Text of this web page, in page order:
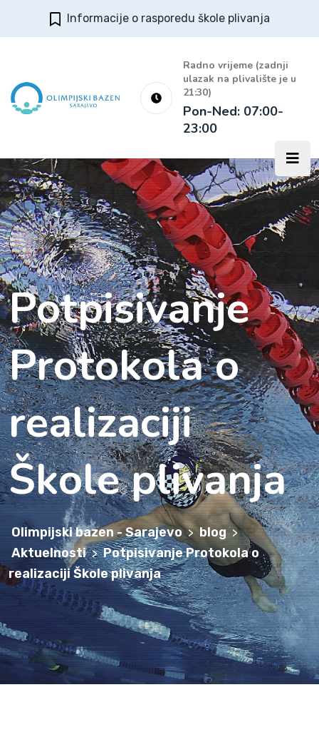
Informacije o rasporedu škole plivanja
Radno vrijeme (zadnji
ulazak na plivalište je u
21:30)
Pon-Ned: 07:00-
23:00
Potpisivanje
Protokola o
realizaciji
Škole plivanja
Olimpijski bazen - Sarajevo > blog >
Aktuelnosti > Potpisivanje Protokola o
realizaciji Škole plivanja